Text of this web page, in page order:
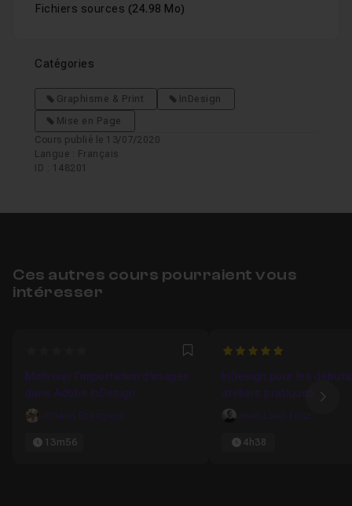
Fichiers sources (24.98 Mo)
Catégories
Graphisme & Print
InDesign
Mise en Page
Cours publié le 13/07/2020
Langue : Français
ID : 148201
Ces autres cours pourraient vous
intéresser
Favori
Maîtriser l'importation d'images
dans Adobe InDesign
Johann Brangeon
13m56
5
InDesign pour les
ateliers pratiques
Jean Loup Fusz
4h38